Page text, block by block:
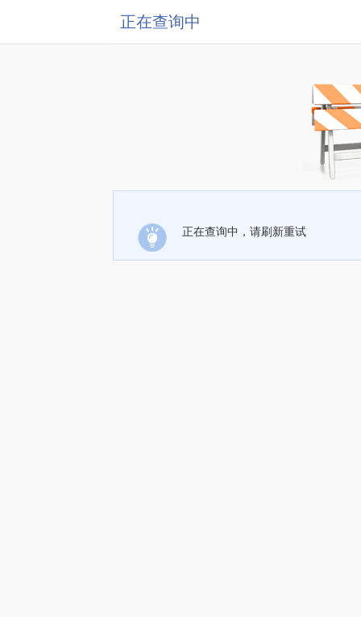
正在查询中
正在查询中，请刷新重试